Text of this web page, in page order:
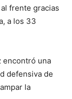
frente gracias
a los 33
encontró una
defensiva de
la